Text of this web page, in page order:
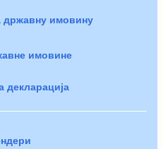
државну имовину
имовине
декларација